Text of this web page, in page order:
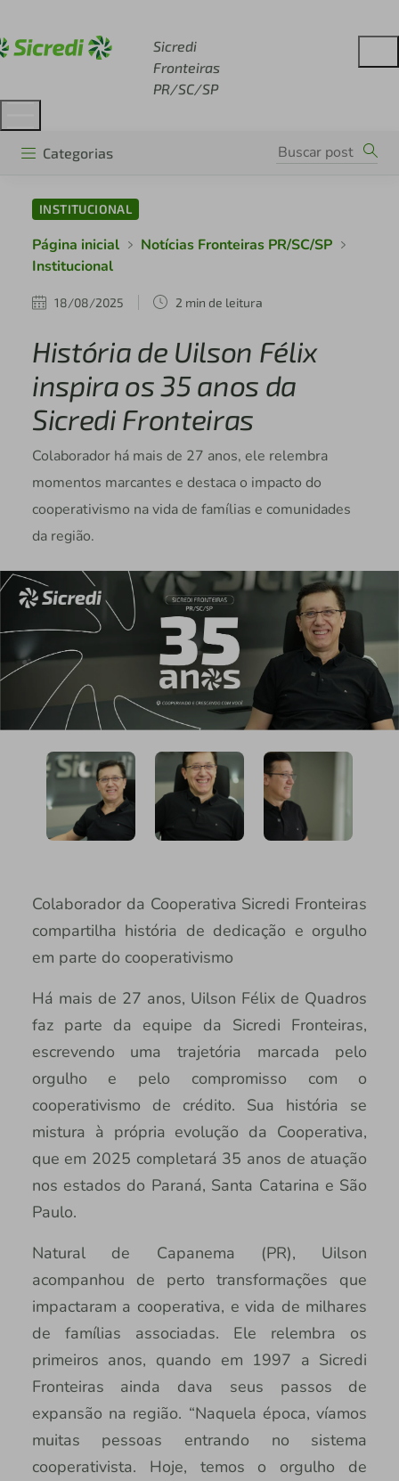
Sicredi
Fronteiras
PR/SC/SP
Categorias
INSTITUCIONAL
Página inicial
Notícias Fronteiras PR/SC/SP
Institucional
18/08/2025 2 min de leitura
História de Uilson Félix
inspira os 35 anos da
Sicredi Fronteiras
Colaborador há mais de 27 anos, ele relembra
momentos marcantes e destaca o impacto do
cooperativismo na vida de famílias e comunidades
da região.
Colaborador da Cooperativa Sicredi Fronteiras
compartilha história de dedicação e orgulho
em parte do cooperativismo
Há mais de 27 anos, Uilson Félix de Quadros
faz parte da equipe da Sicredi Fronteiras,
escrevendo uma trajetória marcada pelo
orgulho e pelo compromisso com o
cooperativismo de crédito. Sua história se
mistura à própria evolução da Cooperativa,
que em 2025 completará 35 anos de atuação
nos estados do Paraná, Santa Catarina e São
Paulo.
Natural de Capanema (PR), Uilson
acompanhou de perto transformações que
impactaram a cooperativa, e vida de milhares
de famílias associadas. Ele relembra os
primeiros anos, quando em 1997 a Sicredi
Fronteiras ainda dava seus passos de
expansão na região. “Naquela época, víamos
muitas pessoas entrando no sistema
cooperativista. Hoje, temos o orgulho de